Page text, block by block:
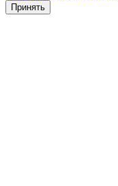
Принять